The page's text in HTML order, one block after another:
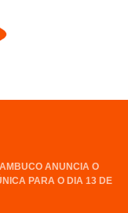
ANUNCIA O
PARA O DIA 13 DE